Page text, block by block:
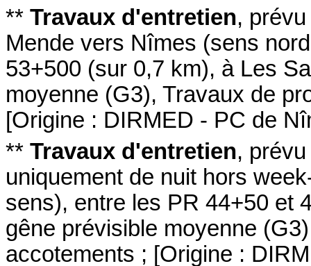
** Travaux d'entretien,
Mende vers Nîmes (sens
53+500 (sur 0,7 km), à Les
moyenne (G3), Travaux de
[Origine : DIRMED - PC de
** Travaux d'entretien,
uniquement de nuit hors
sens), entre les PR 44+50 et
gêne prévisible moyenne (G3)
accotements ; [Origine :